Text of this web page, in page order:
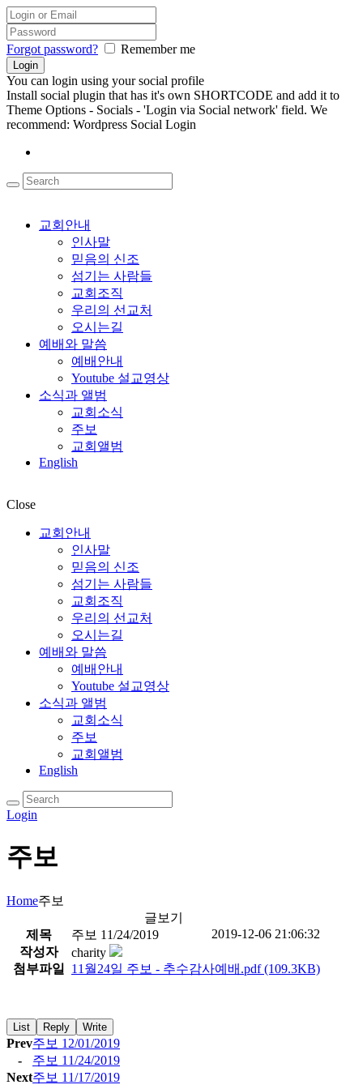
Forgot password? Remember me
You can login using your social profile
Install social plugin that has it's own SHORTCODE and add it to
Theme Options - Socials - 'Login via Social network' field. We
recommend: Wordpress Social Login
교회안내
인사말
믿음의 신조
섬기는 사람들
교회조직
우리의 선교처
오시는길
예배와 말씀
예배안내
Youtube 설교영상
소식과 앨범
교회소식
주보
교회앨범
English
Close
교회안내
인사말
믿음의 신조
섬기는 사람들
교회조직
우리의 선교처
오시는길
예배와 말씀
예배안내
Youtube 설교영상
소식과 앨범
교회소식
주보
교회앨범
English
Login
주보
Home주보
글보기
제목
주보 11/24/2019
2019-12-06 21:06:32
작성자
charity
첨부파일
11월24일 주보 - 추수감사예배.pdf(109.3KB)
List Reply Write
Prev주보 12/01/2019
-
주보 11/24/2019
Next주보 11/17/2019